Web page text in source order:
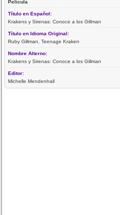
Película
Título en Español:
Krakens y Sirenas: Conoce a los Gillman
Título en Idioma Original:
Ruby Gillman, Teenage Kraken
Nombre Alterno:
Krakens y Sirenas: Conoce a los Gillman
Editor:
Michelle Mendenhall